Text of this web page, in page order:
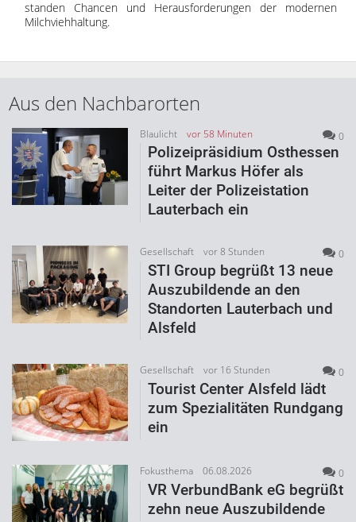
standen Chancen und Herausforderungen der modernen
Milchviehhaltung.
Aus den Nachbarorten
Blaulicht vor 58 Minuten 0
Polizeipräsidium Osthessen
führt Markus Höfer als
Leiter der Polizeistation
Lauterbach ein
Gesellschaft vor 8 Stunden 0
STI Group begrüßt 13 neue
Auszubildende an den
Standorten Lauterbach und
Alsfeld
Gesellschaft vor 16 Stunden 0
Tourist Center Alsfeld lädt
zum Spezialitäten Rundgang
ein
Fokusthema 06.08.2026 0
VR VerbundBank eG begrüßt
zehn neue Auszubildende